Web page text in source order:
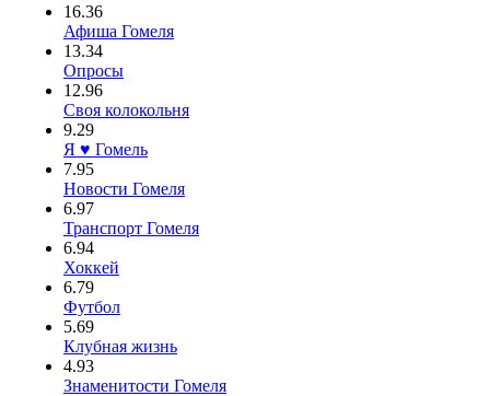
16.36
Афиша Гомеля
13.34
Опросы
12.96
Своя колокольня
9.29
Я ♥ Гомель
7.95
Новости Гомеля
6.97
Транспорт Гомеля
6.94
Хоккей
6.79
Футбол
5.69
Клубная жизнь
4.93
Знаменитости Гомеля